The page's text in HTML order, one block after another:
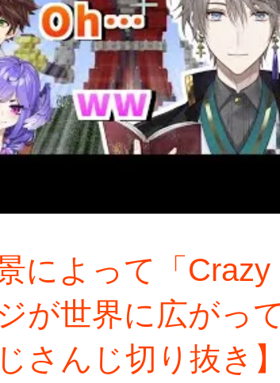
によって「Crazy
が世界に広がっ
さんじ切り抜き】